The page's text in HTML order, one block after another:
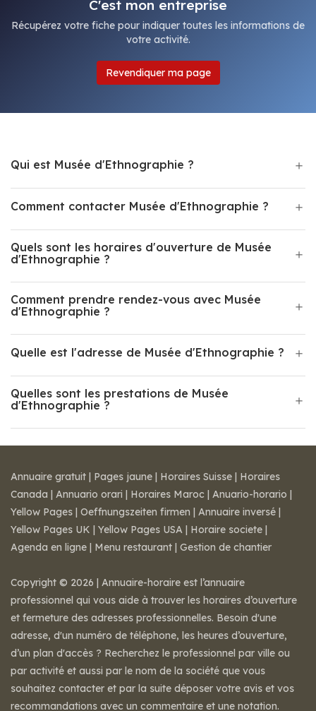
C'est mon entreprise
Récupérez votre fiche pour indiquer toutes les informations de
votre activité.
Revendiquer ma page
Qui est Musée d'Ethnographie ?
Comment contacter Musée d'Ethnographie ?
Quels sont les horaires d'ouverture de Musée
d'Ethnographie ?
Comment prendre rendez-vous avec Musée
d'Ethnographie ?
Quelle est l'adresse de Musée d'Ethnographie ?
Quelles sont les prestations de Musée
d'Ethnographie ?
Annuaire gratuit | Pages jaune | Horaires Suisse | Horaires
Canada | Annuario orari | Horaires Maroc | Anuario-horario |
Yellow Pages | Oeffnungszeiten firmen | Annuaire inversé |
Yellow Pages UK | Yellow Pages USA | Horaire societe |
Agenda en ligne | Menu restaurant | Gestion de chantier
Copyright © 2026 | Annuaire-horaire est l’annuaire
professionnel qui vous aide à trouver les horaires d’ouverture
et fermeture des adresses professionnelles. Besoin d'une
adresse, d'un numéro de téléphone, les heures d’ouverture,
d’un plan d'accès ? Recherchez le professionnel par ville ou
par activité et aussi par le nom de la société que vous
souhaitez contacter et par la suite déposer votre avis et vos
recommandations avec un commentaire et une notation.